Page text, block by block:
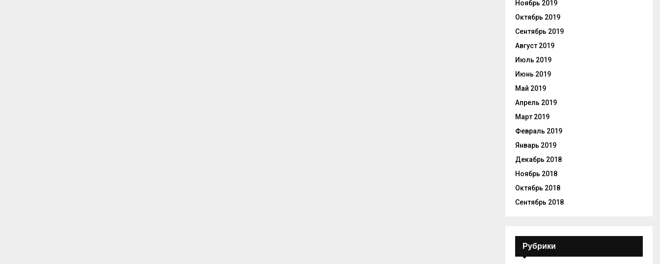
Ноябрь 2019
Октябрь 2019
Сентябрь 2019
Август 2019
Июль 2019
Июнь 2019
Май 2019
Апрель 2019
Март 2019
Февраль 2019
Январь 2019
Декабрь 2018
Ноябрь 2018
Октябрь 2018
Сентябрь 2018
Рубрики